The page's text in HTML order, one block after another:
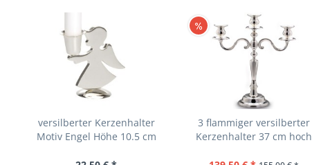
versilberter Kerzenhalter
Motiv Engel Höhe 10.5 cm
3 flammiger versilberter
Kerzenhalter 37 cm hoch